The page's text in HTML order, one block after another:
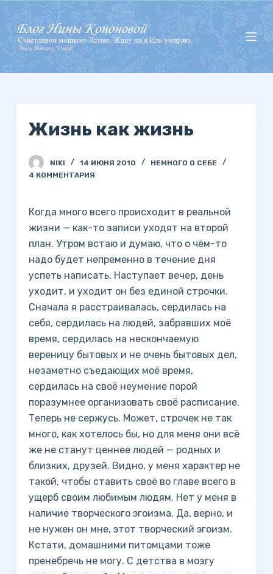
П
е
р
е
й
Жизнь как жизнь
NIKI 14 ИЮНЯ 2010
НЕМНОГО О СЕБЕ
4 КОММЕНТАРИЯ
Когда много всего происходит в реальной
жизни — как-то записи уходят на второй
план. Утром встаю и думаю, что о чём-то
надо будет непременно в течение дня
успеть написать. Наступает вечер, день
уходит, и уходит он без единой строчки.
Сначала я расстраивалась, сердилась на
себя, сердилась на людей, забравших моё
время, сердилась на нескончаемую
вереницу бытовых и не очень бытовых дел,
незаметно съедающих моё время,
сердилась на своё неумение порой
поразумнее организовать своё расписание.
Теперь не сержусь. Может, строчек не так
много, как хотелось бы, но для меня они всё
же не станут ценнее людей — родных и
близких, друзей. Видно, у меня характер не
такой, чтобы ставить своё во главе всего в
ущерб своим любимым людям. Нет у меня в
наличие творческого эгоизма. Да, верно, и
не нужен он мне, этот творческий эгоизм.
Кстати, домашними питомцами тоже
пренебречь не могу. С детства в мозгу